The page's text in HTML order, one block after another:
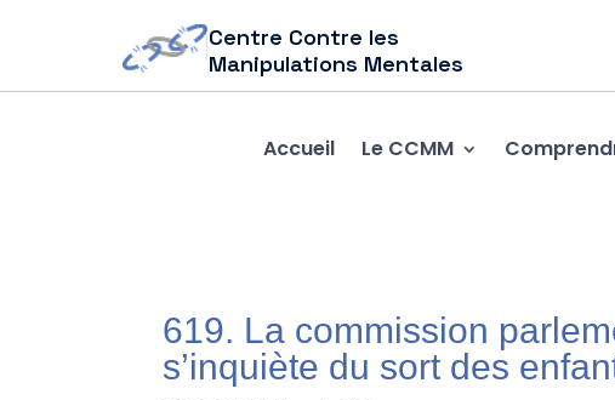
Centre Contre les
Manipulations Mentales
Accueil Le CCMM
619. La commission
s’inquiète du sort des